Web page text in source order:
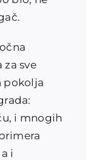
sve
pokolja
i mnogih
i